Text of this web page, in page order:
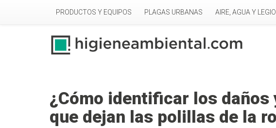
PRODUCTOS Y EQUIPOS PLAGAS URBANAS AIRE, AGUA Y
¿Cómo identificar los daños
que dejan las polillas de la